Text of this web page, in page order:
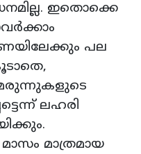
ഇതൊക്കെ
പല
ലഹരി
മാസം മാത്രമായ